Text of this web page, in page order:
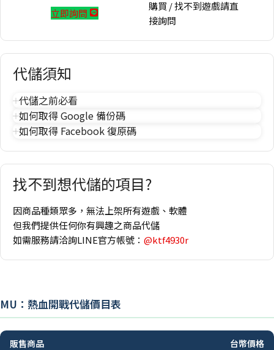
立即詢問
購買 / 找不到遊戲請直
接詢問
代儲須知
代儲之前必看
如何取得 Google 備份碼
如何取得 Facebook 復原碼
找不到想代儲的項目?
因商品種類眾多，無法上架所有遊戲、軟體
但我們提供任何你有興趣之商品代儲
如需服務請洽詢LINE官方帳號： @ktf4930r
MU：熱血開戰代儲價目表
販售商品 台幣價格